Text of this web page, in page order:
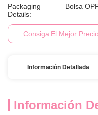
Packaging
Details:
Bolsa
Consiga El Mejor Precio
Información Detallada
Información